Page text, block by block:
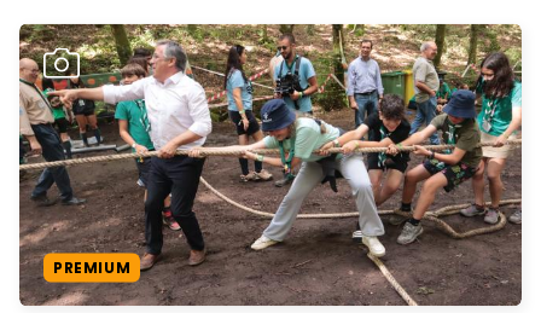
PREMIUM